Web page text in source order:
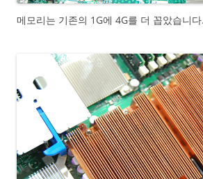
메모리는 기존의 1G에 4G를 더 꼽았습니